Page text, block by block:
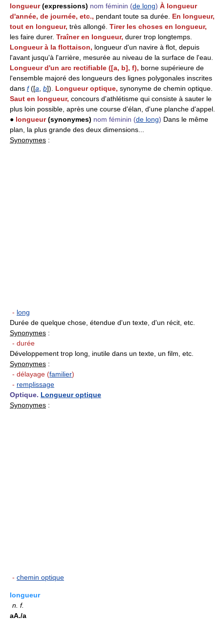
longueur(expressions) nom féminin (de long) À longueur
d'année, de journée, etc., pendant toute sa durée. En longueur,
tout en longueur, très allongé. Tirer les choses en longueur,
les faire durer. Traîner en longueur, durer trop longtemps.
Longueur à la flottaison, longueur d'un navire à flot, depuis
l'avant jusqu'à l'arrière, mesurée au niveau de la surface de l'eau.
Longueur d'un arc rectifiable ([a, b], f), borne supérieure de
l'ensemble majoré des longueurs des lignes polygonales inscrites
dans f([a b]). Longueur optique, synonyme de chemin optique.
Saut en longueur, concours d'athlétisme qui consiste à sauter le
plus loin possible, après une course d'élan, d'une planche d'appel.
● longueur(synonymes) nom féminin (de long) Dans le même
plan, la plus grande des deux dimensions...
Synonymes :
- long
Durée de quelque chose, étendue d'un texte, d'un récit, etc.
Synonymes :
- durée
Développement trop long, inutile dans un texte, un film, etc.
Synonymes :
- délayage (familier)
- remplissage
Optique. Longueur optique
Synonymes :
- chemin optique
longueur
n. f.
aA./a